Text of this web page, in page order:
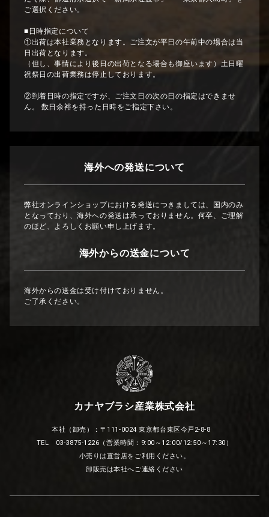
ご選択ください。
■日時指定について
①出荷は本社業務となります。ご注文が平日の午前中の場合は当
日出荷となります。
（但し、事情により後日の出荷となる場合も御座います）土日曜
祝祭日の出荷業務は停止しております。
②到着日時の指定ですが、ご注文日の次の日の指定はできませ
ん。 数日余裕を持った日時をご指定下さい。
海外への発送について
弊社オンラインショップにおける発送につきましては、国内のみ
となっており、海外への発送は承っておりません。何卒、ご理解
のほど、よろしくお願い申し上げます。
海外からの送金について
海外からの送金は受け付けておりません。
ご了承ください。
カナヤブラシ産業株式会社
本社（卸売）：〒111-0024 東京都台東区今戸2-8-8
TEL 03-3875-1226（営業時間：9:00～12:00/12:50～17:30）
小売りは直営店をご利用ください。
卸販売は本社へご連絡ください